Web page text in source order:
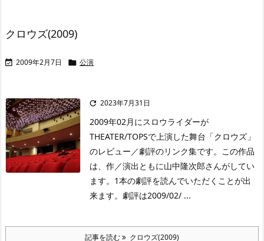
クロウズ(2009)
 2009年2月7日  公演
 2023年7月31日
2009年02月にスロウライダーが
THEATER/TOPSで上演した舞台「クロウズ」
のレビュー／劇評のリンク集です。この作品
は、作／演出ともに山中隆次郎さんがしてい
ます。1本の劇評を読んでいただくことが出
来ます。劇評は2009/02/ ...
記事を読む クロウズ(2009)